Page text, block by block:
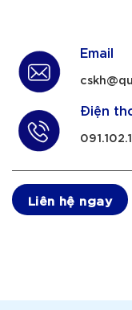
Email
Điện
Liên hệ ngay